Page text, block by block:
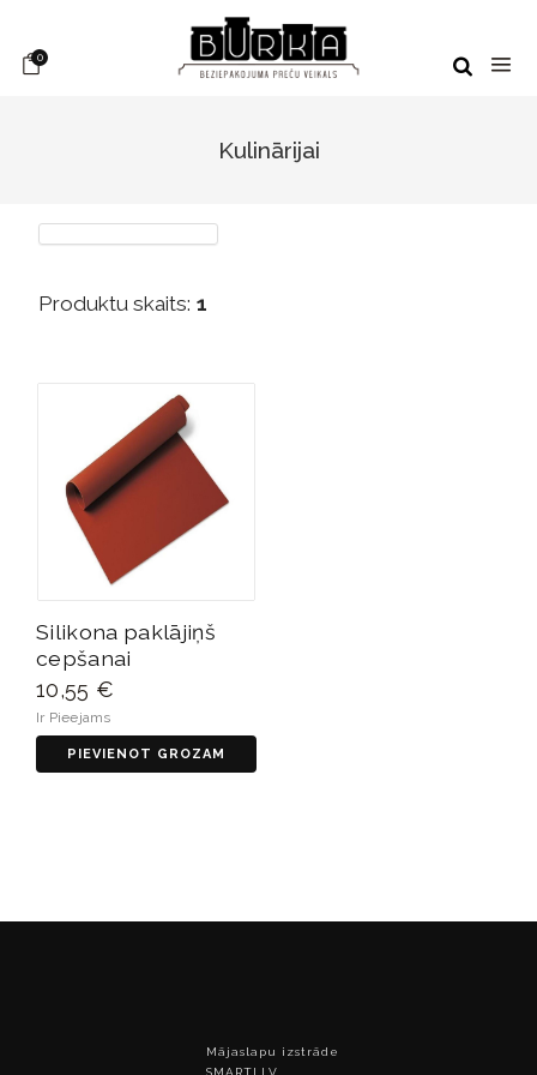
0
Kulinārijai
Produktu skaits: 1
Silikona paklājiņš
cepšanai
10,55 €
Ir Pieejams
PIEVIENOT GROZAM
Mājaslapu izstrāde
SMARTI.LV